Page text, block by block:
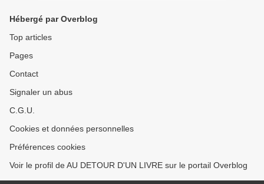
Hébergé par Overblog
Top articles
Pages
Contact
Signaler un abus
C.G.U.
Cookies et données personnelles
Préférences cookies
Voir le profil de AU DETOUR D'UN LIVRE sur le portail Overblog